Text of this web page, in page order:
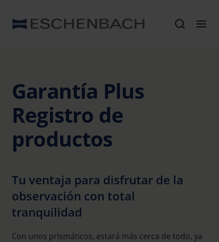
Garantía Plus
Registro de
productos
Tu ventaja para disfrutar de la
observación con total
tranquilidad
Con unos prismáticos, estará más cerca de todo, ya